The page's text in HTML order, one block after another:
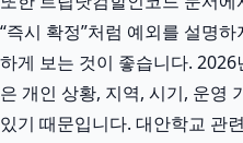
“즉시 확정”처럼 예외를 설명
하게 보는 것이 좋습니다.
은 개인 상황, 지역, 시기, 운영
있기 때문입니다. 대안학교 관